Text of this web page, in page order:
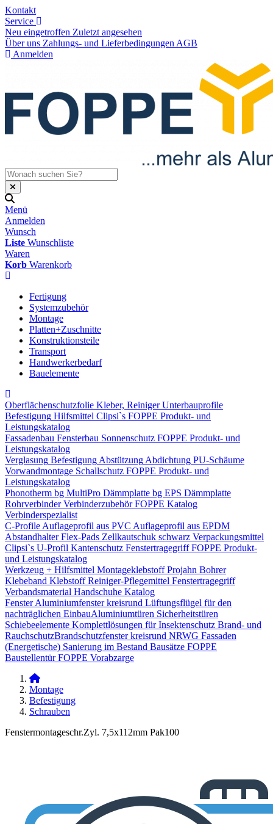
Kontakt
Service
Neu eingetroffen Zuletzt angesehen
Über uns Zahlungs- und Lieferbedingungen AGB
Anmelden
Menü
Anmelden
Wunsch
Liste Wunschliste
Waren
Korb Warenkorb
Fertigung
Systemzubehör
Montage
Platten+Zuschnitte
Konstruktionsteile
Transport
Handwerkerbedarf
Bauelemente
Oberflächenschutzfolie Kleber, Reiniger Unterbauprofile
Befestigung Hilfsmittel Clipsi`s FOPPE Produkt- und
Leistungskatalog
Fassadenbau Fensterbau Sonnenschutz FOPPE Produkt- und
Leistungskatalog
Verglasung Befestigung Abstützung Abdichtung PU-Schäume
Vorwandmontage Schallschutz FOPPE Produkt- und
Leistungskatalog
Phonotherm bg MultiPro Dämmplatte bg EPS Dämmplatte
Rohrverbinder Verbinderzubehör FOPPE Katalog
Verbinderspezialist
C-Profile Auflageprofil aus PVC Auflageprofil aus EPDM
Abstandhalter Flex-Pads Zellkautschuk schwarz Verpackungsmittel
Clipsi`s U-Profil Kantenschutz Fenstertragegriff FOPPE Produkt-
und Leistungskatalog
Werkzeug + Hilfsmittel Montageklebstoff Projahn Bohrer
Klebeband Klebstoff Reiniger-Pflegemittel Fenstertragegriff
Verbandsmaterial Handschuhe Katalog
Fenster Aluminiumfenster kreisrund Lüftungsflügel für den
nachträglichen Einbau​Aluminiumtüren Sicherheitstüren
Schiebeelemente Komplettlösungen für Insektenschutz Brand- und
Rauchschutz​Brandschutzfenster kreisrund NRWG Fassaden
(Energetische) Sanierung im Bestand Bausätze FOPPE
Baustellentür FOPPE Vorabzarge
Montage
Befestigung
Schrauben
Fenstermontageschr.Zyl. 7,5x112mm Pak100